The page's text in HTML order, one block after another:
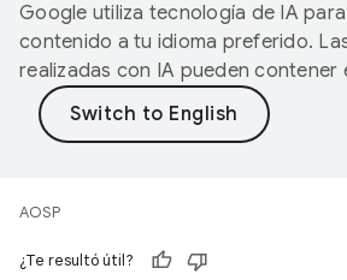
Google utiliza tecnología de IA
contenido a tu idioma preferido.
realizadas con IA pueden contener
AOSP
¿Te resultó útil?